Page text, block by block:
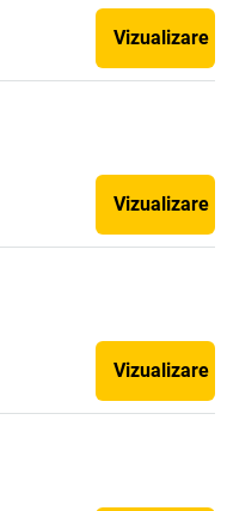
Vizualizare
Vizualizare
Vizualizare